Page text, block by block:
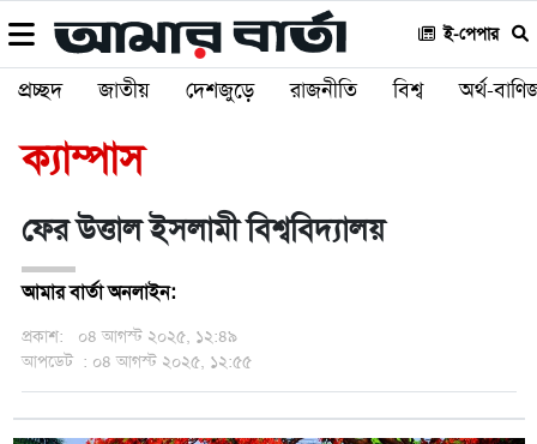
ই-পেপার
প্রচ্ছদ জাতীয় দেশজুড়ে রাজনীতি বিশ্ব অর্থ-
ক্যাম্পাস
ফের উত্তাল ইসলামী বিশ্ববিদ্যালয়
আমার বার্তা অনলাইন:
প্রকাশ:
০৪ আগস্ট ২০২৫, ১২:৪৯
আপডেট : ০৪ আগস্ট ২০২৫, ১২:৫৫